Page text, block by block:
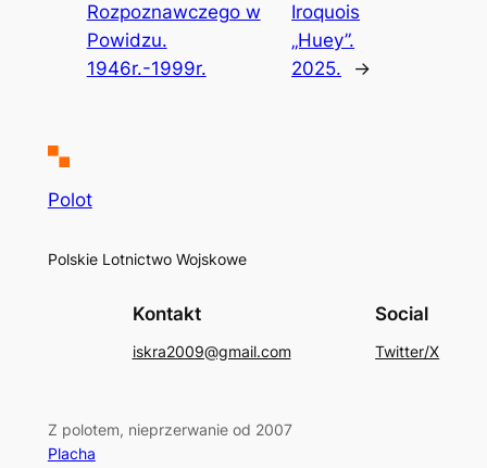
Rozpoznawczego w
Powidzu.
1946r.-1999r.
Iroquois
„Huey”.
2025.
→
Polot
Polskie Lotnictwo Wojskowe
Kontakt
iskra2009@gmail.com
Social
Twitter/X
Z polotem, nieprzerwanie od 2007
Placha